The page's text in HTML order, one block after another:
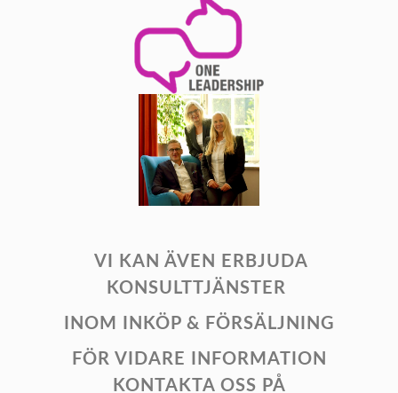
VI KAN ÄVEN ERBJUDA
KONSULTTJÄNSTER
INOM INKÖP & FÖRSÄLJNING
FÖR VIDARE INFORMATION
KONTAKTA OSS PÅ